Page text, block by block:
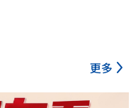
更多